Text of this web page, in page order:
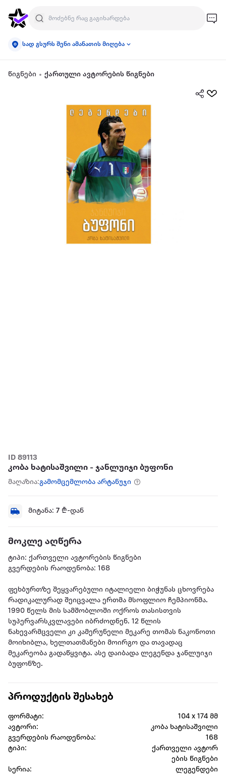
სად გსურს შენი ამანათის მიღება
წიგნები ქართული ავტორების წიგნები
ID 89113
კობა ხატისაშვილი - ჯანლუიჯი ბუფონი
მაღაზია:გამომცემლობა არტანუჯი
მიტანა: 7 ₾-დან
მოკლე აღწერა
ტიპი: ქართველი ავტორების წიგნები
გვერდების რაოდენობა: 168
ფეხბურთზე შეყვარებული იტალიელი ბიჭუნას ცხოვრება
რადიკალურად შეიცვალა ერთმა მსოფლიო ჩემპიონმა.
1990 წელს მის სამშობლოში ოქროს თასისთვის
სუპერვარსკვლავები იბრძოდნენ. 12 წლის
ნახევარმცველი კი კამერუნელი მეკარე თომას ნაკონოთი
მოიხიბლა, ხელთათმანები მოირგო და თავადაც
მეკარეობა გადაწყვიტა. ასე დაიბადა ლეგენდა ჯანლუიჯი
ბუფონზე.
პროდუქტის შესახებ
ფორმატი:
104 x 174 მმ
ავტორი:
კობა ხატისაშვილი
გვერდების რაოდენობა:
168
ტიპი:
ქართველი ავტორ
ების წიგნები
სერია:
ლეგენდები